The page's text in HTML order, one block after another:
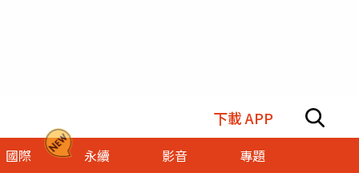
下載 APP
國際 永續 影音 專題